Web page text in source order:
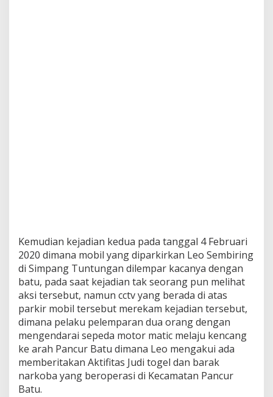
Kemudian kejadian kedua pada tanggal 4 Februari
2020 dimana mobil yang diparkirkan Leo Sembiring
di Simpang Tuntungan dilempar kacanya dengan
batu, pada saat kejadian tak seorang pun melihat
aksi tersebut, namun cctv yang berada di atas
parkir mobil tersebut merekam kejadian tersebut,
dimana pelaku pelemparan dua orang dengan
mengendarai sepeda motor matic melaju kencang
ke arah Pancur Batu dimana Leo mengakui ada
memberitakan Aktifitas Judi togel dan barak
narkoba yang beroperasi di Kecamatan Pancur
Batu.